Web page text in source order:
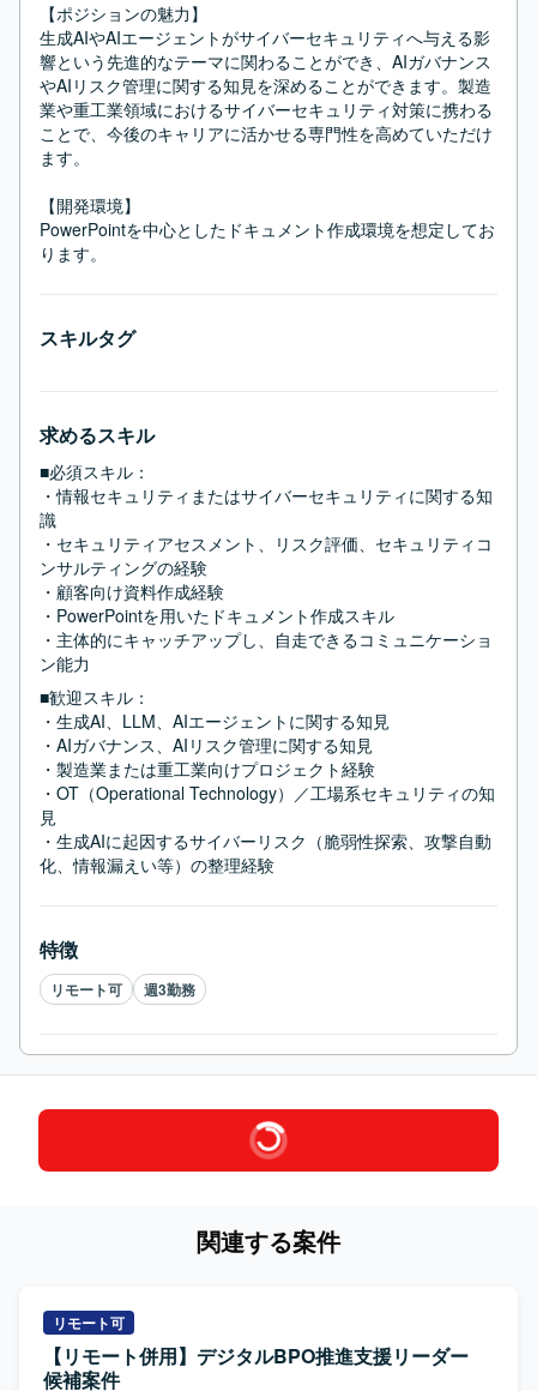
【ポジションの魅力】
生成AIやAIエージェントがサイバーセキュリティへ与える影
響という先進的なテーマに関わることができ、AIガバナンス
やAIリスク管理に関する知見を深めることができます。製造
業や重工業領域におけるサイバーセキュリティ対策に携わる
ことで、今後のキャリアに活かせる専門性を高めていただけ
ます。
【開発環境】
PowerPointを中心としたドキュメント作成環境を想定してお
ります。
スキルタグ
求めるスキル
■必須スキル：
・情報セキュリティまたはサイバーセキュリティに関する知
識
・セキュリティアセスメント、リスク評価、セキュリティコ
ンサルティングの経験
・顧客向け資料作成経験
・PowerPointを用いたドキュメント作成スキル
・主体的にキャッチアップし、自走できるコミュニケーショ
ン能力
■歓迎スキル：
・生成AI、LLM、AIエージェントに関する知見
・AIガバナンス、AIリスク管理に関する知見
・製造業または重工業向けプロジェクト経験
・OT（Operational Technology）／工場系セキュリティの知
見
・生成AIに起因するサイバーリスク（脆弱性探索、攻撃自動
化、情報漏えい等）の整理経験
特徴
リモート可 週3勤務
関連する案件
リモート可
【リモート併用】デジタルBPO推進支援リーダー
候補案件